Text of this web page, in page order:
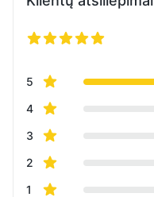
Review data
5 star reviews
4star reviews
3 star reviews
2 star reviews
1 star reviews